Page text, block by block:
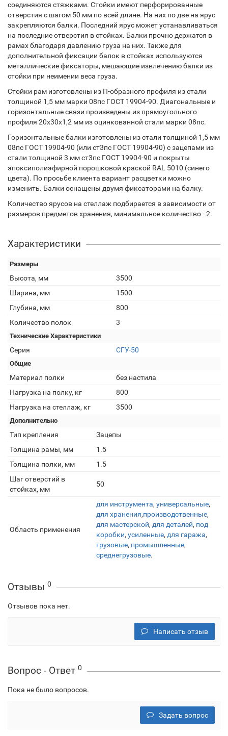
соединяются стяжками. Стойки имеют перфорированные
отверстия с шагом 50 мм по всей длине. На них по две на ярус
закрепляются балки. Последний ярус может устанавливаться
на последние отверстия в стойках. Балки прочно держатся в
рамах благодаря давлению груза на них. Также для
дополнительной фиксации балок в стойках используются
металлические фиксаторы, мешающие извлечению балки из
стойки при неимении веса груза.
Стойки рам изготовлены из П-образного профиля из стали
толщиной 1,5 мм марки 08пс ГОСТ 19904-90. Диагональные и
горизонтальные связи произведены из прямоугольного
профиля 20х30х1,2 мм из оцинкованной стали марки 08пс.
Горизонтальные балки изготовлены из стали толщиной 1,5 мм
08пс ГОСТ 19904-90 (или ст3пс ГОСТ 19904-90) с зацепами из
стали толщиной 3 мм ст3пс ГОСТ 19904-90 и покрыты
эпоксиполиэфирной порошковой краской RAL 5010 (синего
цвета). По просьбе клиента вариант расцветки можно
изменить. Балки оснащены двумя фиксаторами на балку.
Количество ярусов на стеллаж подбирается в зависимости от
размеров предметов хранения, минимальное количество - 2.
Характеристики
Размеры
Высота, мм
3500
Ширина, мм
1500
Глубина, мм
800
Количество полок
3
Технические Характеристики
Серия СГУ-50
Общие
Материал полки
без настила
Нагрузка на полку, кг
800
Нагрузка на стеллаж, кг
3500
Дополнительно
Тип крепления
Зацепы
Толщина рамы, мм
1.5
Толщина полки, мм
1.5
Шаг отверстий в
стойках, мм
50
Область применения
для инструмента, универсальные,
для хранения,производственные,
для мастерской, для деталей, под
коробки, усиленные, для гаража,
грузовые, промышленные,
среднегрузовые.
Отзывы 0
Отзывов пока нет.
Написать отзыв
Вопрос - Ответ 0
Пока не было вопросов.
Задать вопрос